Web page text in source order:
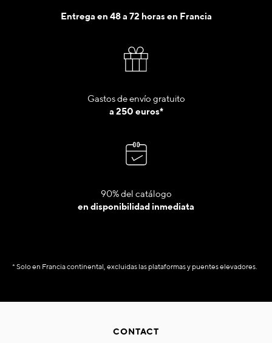
Entrega en 48 a 72 horas en Francia
Gastos de envío gratuito
a 250 euros*
90% del catálogo
en disponibilidad inmediata
* Solo en Francia continental, excluidas las plataformas y puentes elevadores.
CONTACT